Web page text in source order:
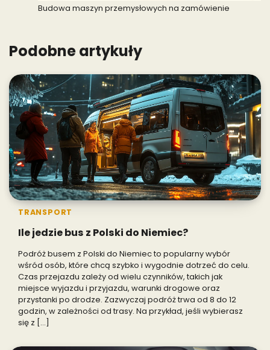
Budowa maszyn przemysłowych na zamówienie
Podobne artykuły
TRANSPORT
Ile jedzie bus z Polski do Niemiec?
Podróż busem z Polski do Niemiec to popularny wybór
wśród osób, które chcą szybko i wygodnie dotrzeć do celu.
Czas przejazdu zależy od wielu czynników, takich jak
miejsce wyjazdu i przyjazdu, warunki drogowe oraz
przystanki po drodze. Zazwyczaj podróż trwa od 8 do 12
godzin, w zależności od trasy. Na przykład, jeśli wybierasz
się z […]